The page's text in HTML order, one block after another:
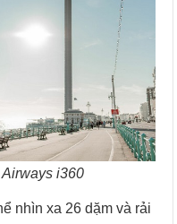
i360
nhìn xa 26 dặm và rải